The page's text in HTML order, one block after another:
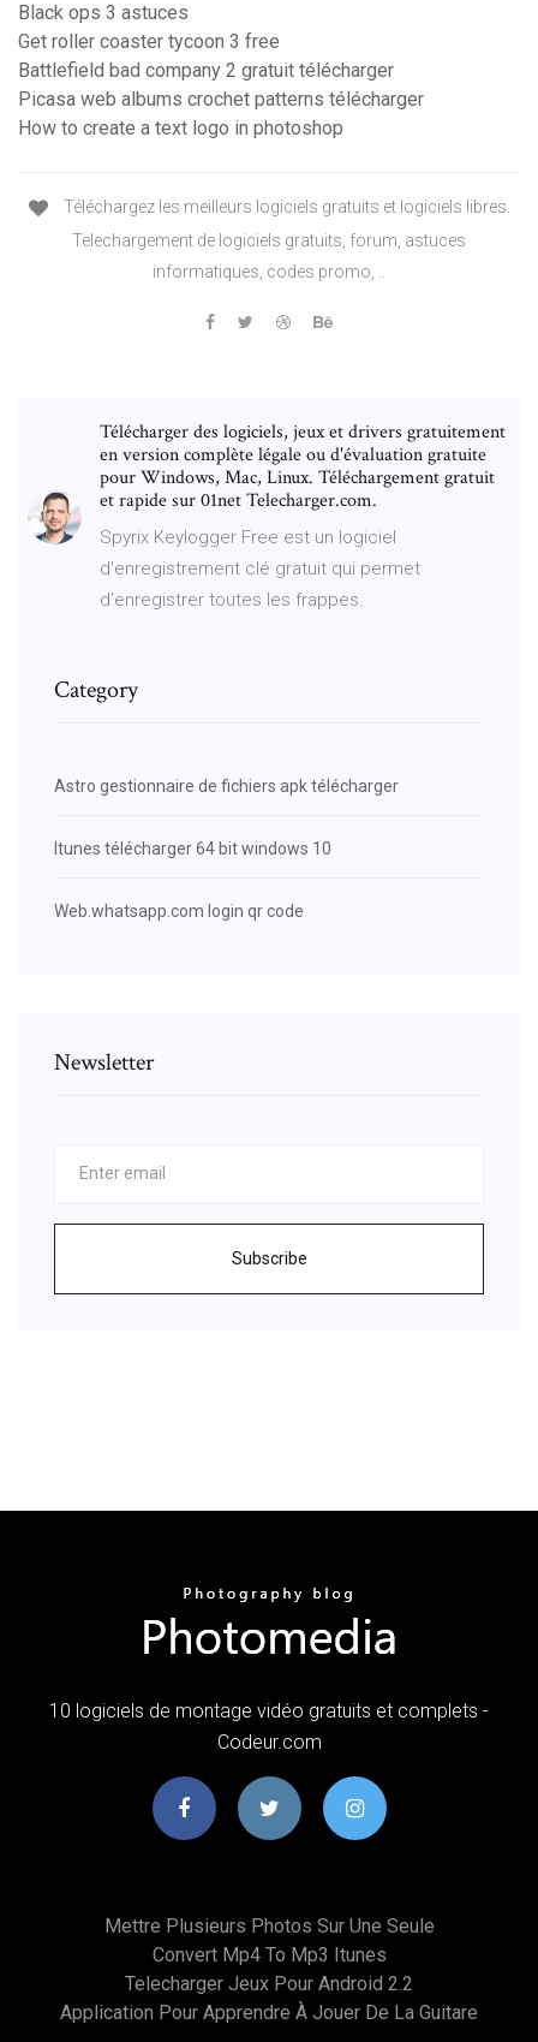
Black ops 3 astuces
Get roller coaster tycoon 3 free
Battlefield bad company 2 gratuit télécharger
Picasa web albums crochet patterns télécharger
How to create a text logo in photoshop
Téléchargez les meilleurs logiciels gratuits et logiciels libres.
Telechargement de logiciels gratuits, forum, astuces
informatiques, codes promo, ..
Télécharger des logiciels, jeux et drivers gratuitement
en version complète légale ou d'évaluation gratuite
pour Windows, Mac, Linux. Téléchargement gratuit
et rapide sur 01net Telecharger.com.
Spyrix Keylogger Free est un logiciel
d'enregistrement clé gratuit qui permet
d'enregistrer toutes les frappes.
Category
Astro gestionnaire de fichiers apk télécharger
Itunes télécharger 64 bit windows 10
Web.whatsapp.com login qr code
Newsletter
Subscribe
10 logiciels de montage vidéo gratuits et complets -
Codeur.com
Mettre Plusieurs Photos Sur Une Seule
Convert Mp4 To Mp3 Itunes
Telecharger Jeux Pour Android 2.2
Application Pour Apprendre À Jouer De La Guitare